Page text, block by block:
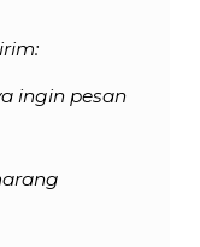
ingin pesan